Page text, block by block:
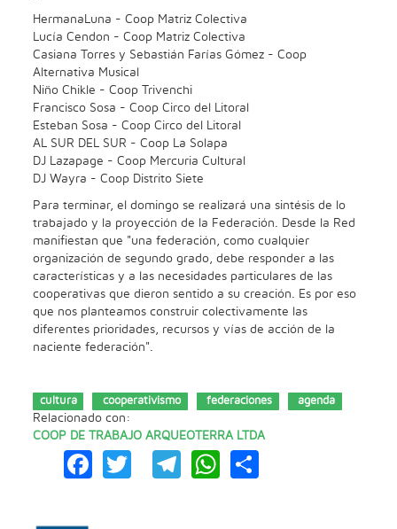
HermanaLuna - Coop Matriz Colectiva
Lucía Cendon - Coop Matriz Colectiva
Casiana Torres y Sebastián Farías Gómez - Coop
Alternativa Musical
Niño Chikle - Coop Trivenchi
Francisco Sosa - Coop Circo del Litoral
Esteban Sosa - Coop Circo del Litoral
AL SUR DEL SUR - Coop La Solapa
DJ Lazapage - Coop Mercuria Cultural
DJ Wayra - Coop Distrito Siete
Para terminar, el domingo se realizará una sintésis de lo
trabajado y la proyección de la Federación. Desde la Red
manifiestan que "una federación, como cualquier
organización de segundo grado, debe responder a las
características y a las necesidades particulares de las
cooperativas que dieron sentido a su creación. Es por eso
que nos planteamos construir colectivamente las
diferentes prioridades, recursos y vías de acción de la
naciente federación".
cultura cooperativismo federaciones agenda
Relacionado con:
COOP DE TRABAJO ARQUEOTERRA LTDA
Facebook
TwitterTelegram
WhatsApp